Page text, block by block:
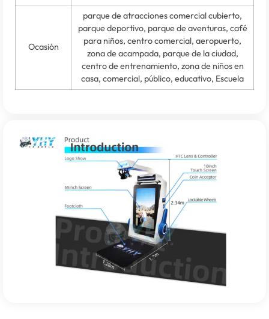
Ocasión
parque de atracciones comercial cubierto,
parque deportivo, parque de aventuras, café
para niños, centro comercial, aeropuerto,
zona de acampada, parque de la ciudad,
centro de entrenamiento, zona de niños en
casa, comercial, público, educativo, Escuela